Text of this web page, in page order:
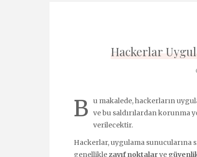
Hackerlar
B
u makalede, hackerların
ve bu saldırılardan korunma
verilecektir.
Hackerlar, uygulama sunucularına
genelliklezayıf noktalarve